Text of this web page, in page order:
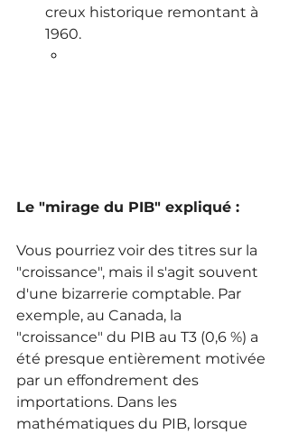
creux historique remontant à
1960.
Le "mirage du PIB" expliqué :
Vous pourriez voir des titres sur la
"croissance", mais il s'agit souvent
d'une bizarrerie comptable. Par
exemple, au Canada, la
"croissance" du PIB au T3 (0,6 %) a
été presque entièrement motivée
par un effondrement des
importations. Dans les
mathématiques du PIB, lorsque